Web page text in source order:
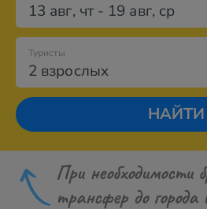
13 авг, чт- 19 авг, ср
2 взрослых
Туристы
НАЙТИ
При необходимости
трансфер до города